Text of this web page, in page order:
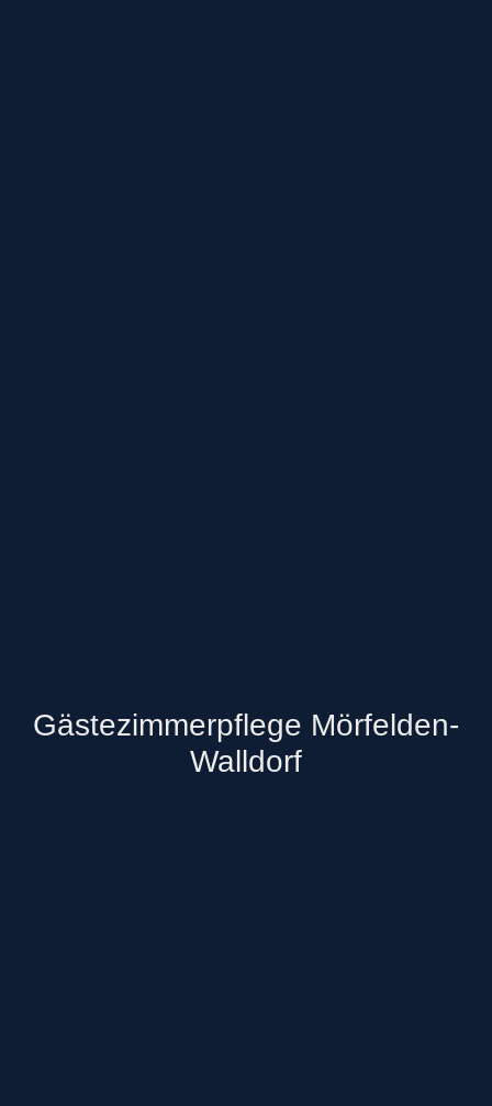
Gästezimmerpflege Mörfelden-
Walldorf